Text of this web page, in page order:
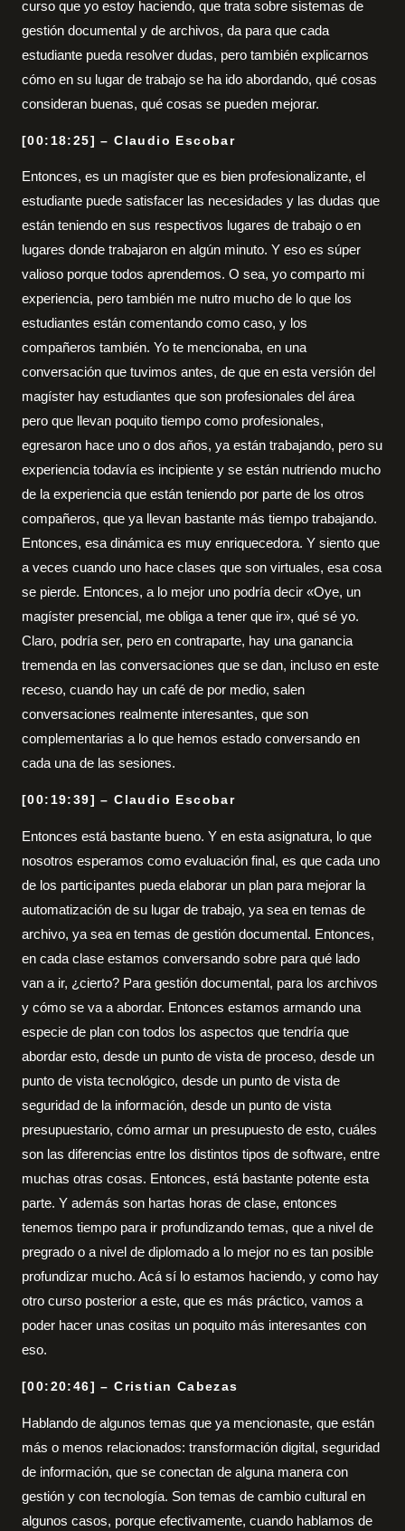
curso que yo estoy haciendo, que trata sobre sistemas de
gestión documental y de archivos, da para que cada
estudiante pueda resolver dudas, pero también explicarnos
cómo en su lugar de trabajo se ha ido abordando, qué cosas
consideran buenas, qué cosas se pueden mejorar.
[00:18:25] – Claudio Escobar
Entonces, es un magíster que es bien profesionalizante, el
estudiante puede satisfacer las necesidades y las dudas que
están teniendo en sus respectivos lugares de trabajo o en
lugares donde trabajaron en algún minuto. Y eso es súper
valioso porque todos aprendemos. O sea, yo comparto mi
experiencia, pero también me nutro mucho de lo que los
estudiantes están comentando como caso, y los
compañeros también. Yo te mencionaba, en una
conversación que tuvimos antes, de que en esta versión del
magíster hay estudiantes que son profesionales del área
pero que llevan poquito tiempo como profesionales,
egresaron hace uno o dos años, ya están trabajando, pero su
experiencia todavía es incipiente y se están nutriendo mucho
de la experiencia que están teniendo por parte de los otros
compañeros, que ya llevan bastante más tiempo trabajando.
Entonces, esa dinámica es muy enriquecedora. Y siento que
a veces cuando uno hace clases que son virtuales, esa cosa
se pierde. Entonces, a lo mejor uno podría decir «Oye, un
magíster presencial, me obliga a tener que ir», qué sé yo.
Claro, podría ser, pero en contraparte, hay una ganancia
tremenda en las conversaciones que se dan, incluso en este
receso, cuando hay un café de por medio, salen
conversaciones realmente interesantes, que son
complementarias a lo que hemos estado conversando en
cada una de las sesiones.
[00:19:39] – Claudio Escobar
Entonces está bastante bueno. Y en esta asignatura, lo que
nosotros esperamos como evaluación final, es que cada uno
de los participantes pueda elaborar un plan para mejorar la
automatización de su lugar de trabajo, ya sea en temas de
archivo, ya sea en temas de gestión documental. Entonces,
en cada clase estamos conversando sobre para qué lado
van a ir, ¿cierto? Para gestión documental, para los archivos
y cómo se va a abordar. Entonces estamos armando una
especie de plan con todos los aspectos que tendría que
abordar esto, desde un punto de vista de proceso, desde un
punto de vista tecnológico, desde un punto de vista de
seguridad de la información, desde un punto de vista
presupuestario, cómo armar un presupuesto de esto, cuáles
son las diferencias entre los distintos tipos de software, entre
muchas otras cosas. Entonces, está bastante potente esta
parte. Y además son hartas horas de clase, entonces
tenemos tiempo para ir profundizando temas, que a nivel de
pregrado o a nivel de diplomado a lo mejor no es tan posible
profundizar mucho. Acá sí lo estamos haciendo, y como hay
otro curso posterior a este, que es más práctico, vamos a
poder hacer unas cositas un poquito más interesantes con
eso.
[00:20:46] – Cristian Cabezas
Hablando de algunos temas que ya mencionaste, que están
más o menos relacionados: transformación digital, seguridad
de información, que se conectan de alguna manera con
gestión y con tecnología. Son temas de cambio cultural en
algunos casos, porque efectivamente, cuando hablamos de